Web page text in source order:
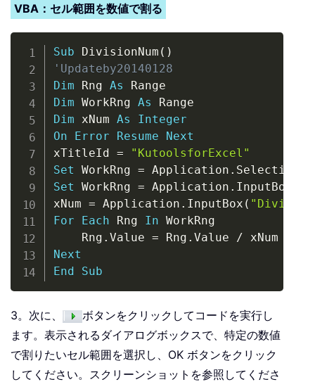
VBA：セル範囲を数値で割る
Sub DivisionNum ( )
'Updateby20140128
Dim Rng As
Dim WorkRng As
Dim xNum As
Integer
On
Error Resume
Next
xTitleId =
"KutoolsforExcel"
Set WorkRng = Application .
Set WorkRng = Application . InputBox
xNum = Application . InputBox ( "Division
For
Each Rng In WorkRng
    Rng
. Value = Rng . Value /
Next
End
Sub
3。次に、
ボタンをクリックしてコードを実行し
ます。表示されるダイアログボックスで、特定の数値
で割りたいセル範囲を選択し、OK ボタンをクリック
してください。スクリーンショットを参照してくださ